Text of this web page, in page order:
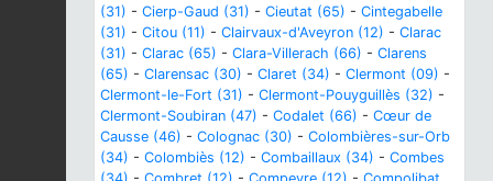
(31) - Cierp-Gaud (31) - Cieutat (65) - Cintegabelle
(31) - Citou (11) - Clairvaux-d'Aveyron (12) - Clarac
(31) - Clarac (65) - Clara-Villerach (66) - Clarens
(65) - Clarensac (30) - Claret (34) - Clermont (09) -
Clermont-le-Fort (31) - Clermont-Pouyguillès (32) -
Clermont-Soubiran (47) - Codalet (66) - Cœur de
Causse (46) - Colognac (30) - Colombières-sur-Orb
(34) - Colombiès (12) - Combaillaux (34) - Combes